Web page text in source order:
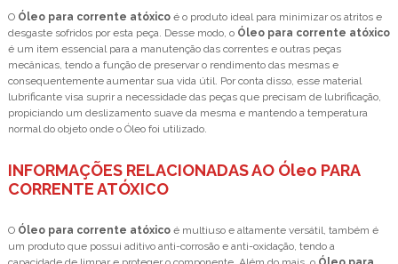
O Óleo para corrente atóxico é o produto ideal para minimizar os atritos e
desgaste sofridos por esta peça. Desse modo, o Óleo para corrente atóxico
é um item essencial para a manutenção das correntes e outras peças
mecânicas, tendo a função de preservar o rendimento das mesmas e
consequentemente aumentar sua vida útil. Por conta disso, esse material
lubrificante visa suprir a necessidade das peças que precisam de lubrificação,
propiciando um deslizamento suave da mesma e mantendo a temperatura
normal do objeto onde o Óleo foi utilizado.
INFORMAÇÕES RELACIONADAS AO Óleo PARA
CORRENTE ATÓXICO
O Óleo para corrente atóxico é multiuso e altamente versátil, também é
um produto que possui aditivo anti-corrosão e anti-oxidação, tendo a